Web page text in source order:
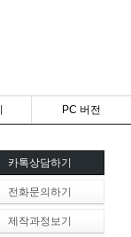
PC 버전
카톡상담하기
전화문의하기
제작과정보기